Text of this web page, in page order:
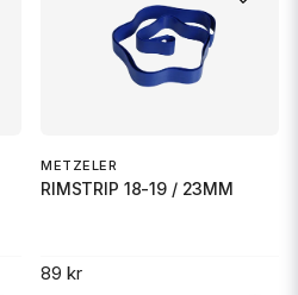
METZELER
RIMSTRIP 18-19 / 23MM
89 kr